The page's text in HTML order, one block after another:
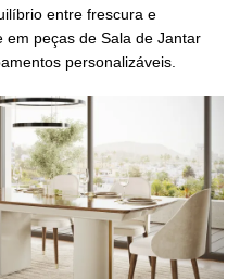
entre frescura e
peças de Sala de Jantar
personalizáveis.